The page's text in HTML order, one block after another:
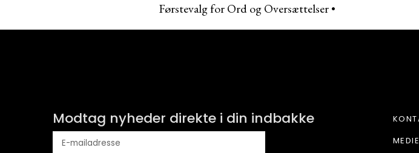
Førstevalg for Ord og Oversættelser•
Modtag nyheder direkte i din indbakke